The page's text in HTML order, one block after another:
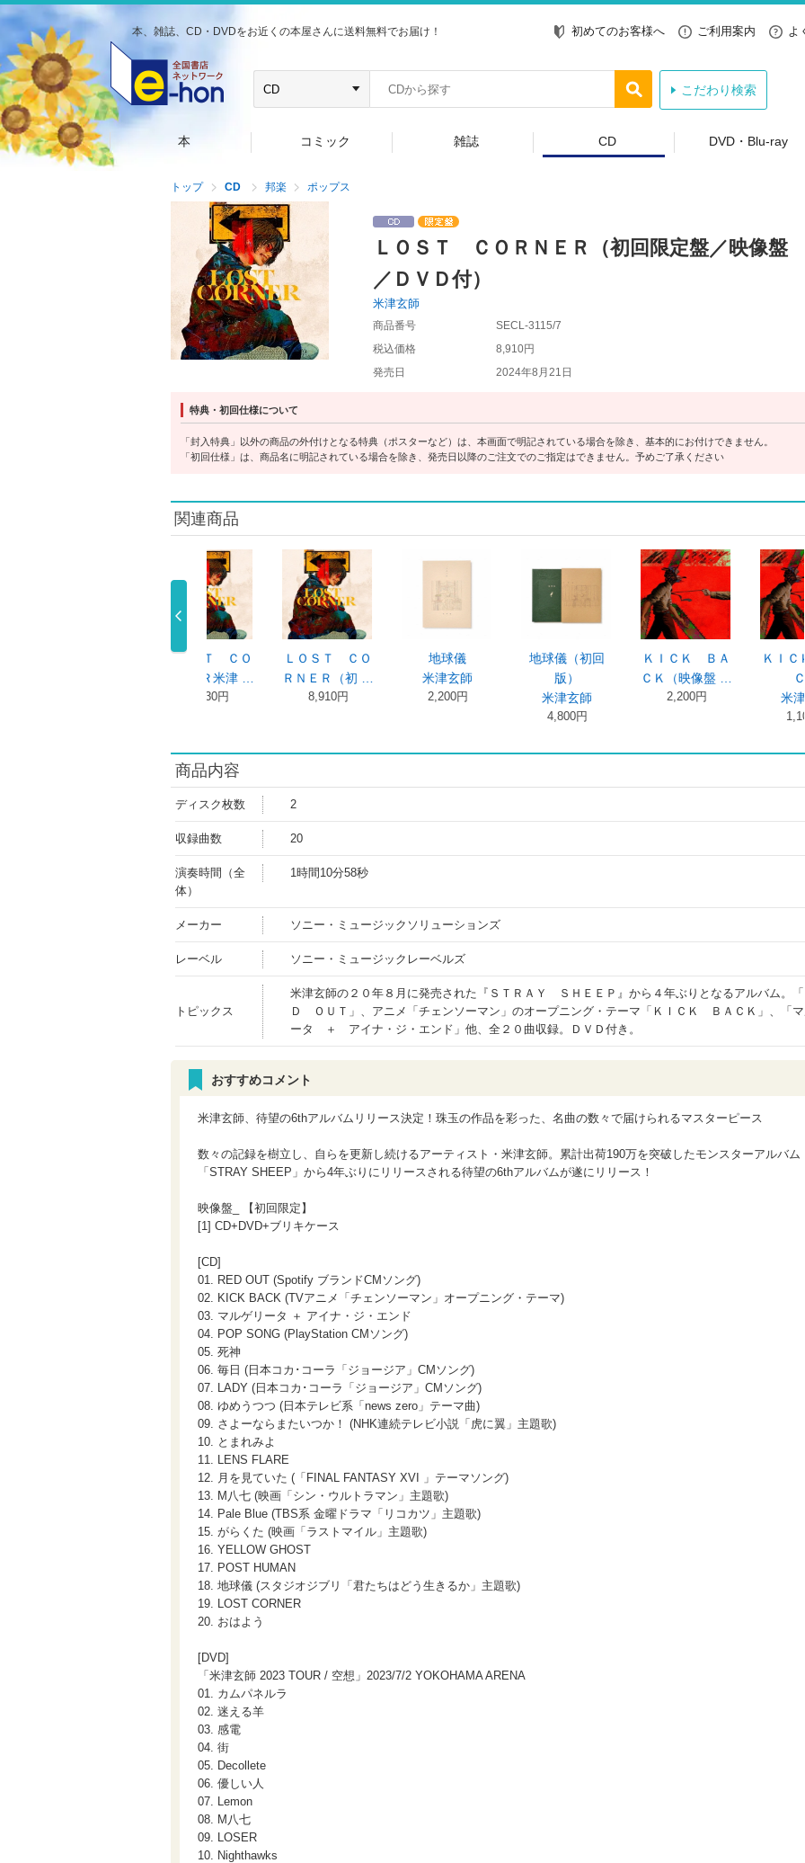
本、雑誌、CD・DVDをお近くの本屋さんに送料無料でお届け！ 初めてのお客様へ ご利用案内 よ
こだわり検索
本 コミック 雑誌 CD DVD・Blu-ray
トップ CD 邦楽 ポップス
ＬＯＳＴ ＣＯＲＮＥＲ（初回限定盤／映像盤
／ＤＶＤ付）
米津玄師
商品番号
SECL-3115/7
税込価格
8,910円
発売日
2024年8月21日
特典・初回仕様について
「封入特典」以外の商品の外付けとなる特典（ポスターなど）は、本画面で明記されている場合を除き、基本的にお付けできません。
「初回仕様」は、商品名に明記されている場合を除き、発売日以降のご注文でのご指定はできません。予めご了承ください
関連商品
ＬＯＳＴ ＣＯ
ＬＯＳＴ ＣＯ
ＲＮＥＲ（初 …
地球儀
地球儀（初回
ＫＩＣＫ ＢＡ
ＣＫ（映像盤 …
ＫＩＣＫ ＢＡ
商品内容
ディスク枚数 2
収録曲数 20
演奏時間（全
体）
1時間10分58秒
メーカー ソニー・ミュージックソリューションズ
レーベル ソニー・ミュージックレーベルズ
トピックス
米津玄師の２０年８月に発売された『ＳＴＲＡＹ ＳＨＥＥＰ』から４年ぶりとなるアルバム。
Ｄ ＯＵＴ」、アニメ「チェンソーマン」のオープニング・テーマ「ＫＩＣＫ ＢＡＣＫ」、「
ータ ＋ アイナ・ジ・エンド」他、全２０曲収録。ＤＶＤ付き。
おすすめコメント
米津玄師、待望の6thアルバムリリース決定！珠玉の作品を彩った、名曲の数々で届けられるマスターピース
数々の記録を樹立し、自らを更新し続けるアーティスト・米津玄師。累計出荷190万を突破したモンスターアルバム
「STRAY SHEEP」から4年ぶりにリリースされる待望の6thアルバムが遂にリリース！
映像盤_ 【初回限定】
[1] CD+DVD+ブリキケース
[CD]
01. RED OUT (Spotify ブランドCMソング)
02. KICK BACK (TVアニメ「チェンソーマン」オープニング・テーマ)
03. マルゲリータ ＋ アイナ・ジ・エンド
04. POP SONG (PlayStation CMソング)
05. 死神
06. 毎日 (日本コカ･コーラ「ジョージア」CMソング)
07. LADY (日本コカ･コーラ「ジョージア」CMソング)
08. ゆめうつつ (日本テレビ系「news zero」テーマ曲)
09. さよーならまたいつか！ (NHK連続テレビ小説「虎に翼」主題歌)
10. とまれみよ
11. LENS FLARE
12. 月を見ていた (「FINAL FANTASY XVI 」テーマソング)
13. M八七 (映画「シン・ウルトラマン」主題歌)
14. Pale Blue (TBS系 金曜ドラマ「リコカツ」主題歌)
15. がらくた (映画「ラストマイル」主題歌)
16. YELLOW GHOST
17. POST HUMAN
18. 地球儀 (スタジオジブリ「君たちはどう生きるか」主題歌)
19. LOST CORNER
20. おはよう
[DVD]
「米津玄師 2023 TOUR / 空想」2023/7/2 YOKOHAMA ARENA
01. カムパネルラ
02. 迷える羊
03. 感電
04. 街
05. Decollete
06. 優しい人
07. Lemon
08. M八七
09. LOSER
10. Nighthawks